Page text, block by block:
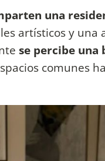
una
artísticos y una
se percibe una
comunes